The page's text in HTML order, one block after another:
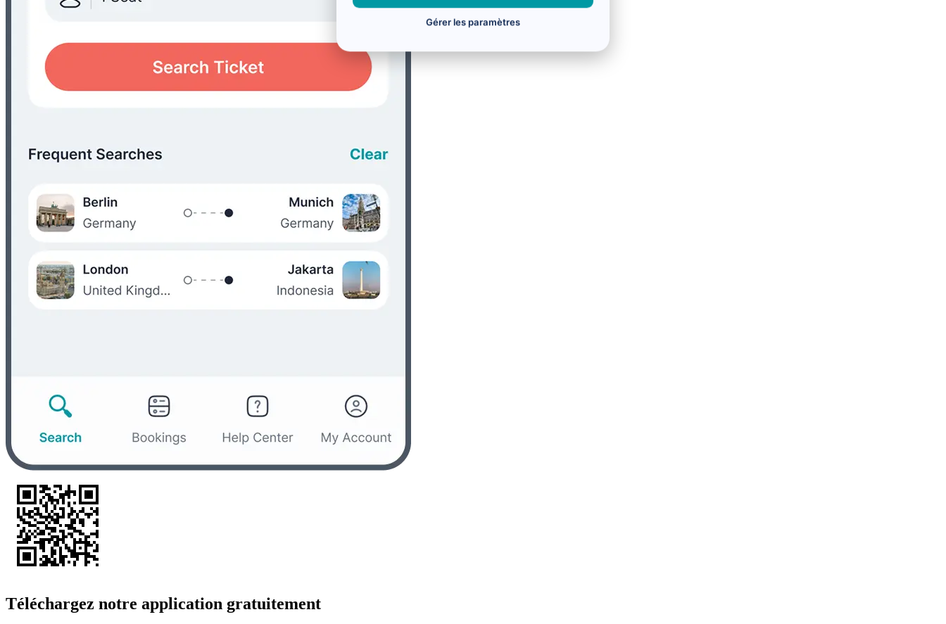
Téléchargez notre application gratuitement
Gérer les paramètres